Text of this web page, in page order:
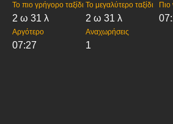
Το πιο γρήγορο ταξίδι
2 ω 31 λ
Το μεγαλύτερο ταξίδι
2 ω 31 λ
Πιο
Αργότερο
07:27
Αναχωρήσεις
1